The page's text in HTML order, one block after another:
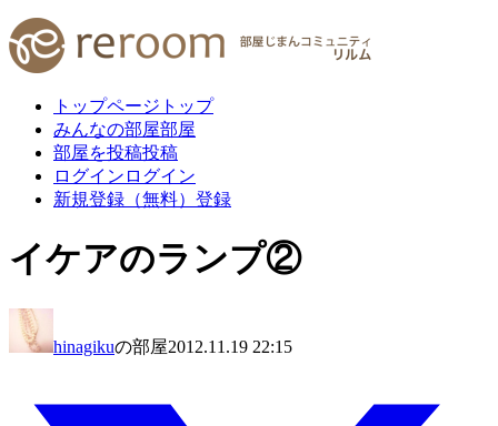
トップページ トップ
みんなの部屋部屋
部屋を投稿投稿
ログイン ログイン
新規登録（無料） 登録
イケアのランプ②
hinagikuの部屋2012.11.19 22:15